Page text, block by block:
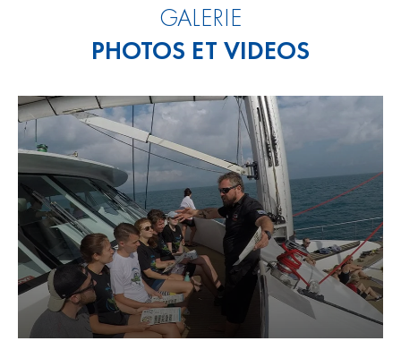
GALERIE
PHOTOS ET VIDEOS